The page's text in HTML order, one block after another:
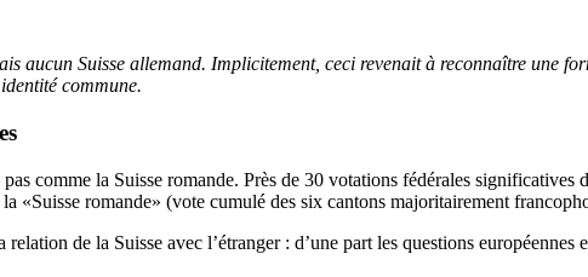
aucun Suisse allemand. Implicitement, ceci revenait à reconnaître une
commune.
comme la Suisse romande. Près de 30 votations fédérales significatives
«Suisse romande» (vote cumulé des six cantons majoritairement
de la Suisse avec l’étranger : d’une part les questions européennes